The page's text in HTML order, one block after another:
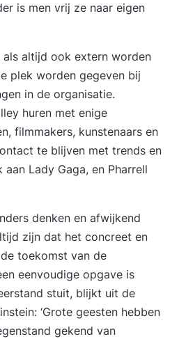
is men vrij ze naar eigen
altijd ook extern worden
plek worden gegeven bij
in de organisatie.
huren met enige
filmmakers, kunstenaars en
te blijven met trends en
aan Lady Gaga, en Pharrell
denken en afwijkend
zijn dat het concreet en
toekomst van de
eenvoudige opgave is
stuit, blijkt uit de
‘Grote geesten hebben
gekend van